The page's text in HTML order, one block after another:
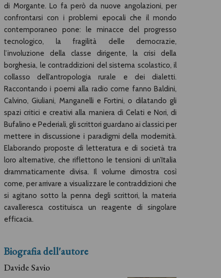
di Morgante. Lo fa però da nuove angolazioni, per
confrontarsi con i problemi epocali che il mondo
contemporaneo pone: le minacce del progresso
tecnologico, la fragilità delle democrazie,
l’involuzione della classe dirigente, la crisi della
borghesia, le contraddizioni del sistema scolastico, il
collasso dell’antropologia rurale e dei dialetti.
Raccontando i poemi alla radio come fanno Baldini,
Calvino, Giuliani, Manganelli e Fortini, o dilatando gli
spazi critici e creativi alla maniera di Celati e Nori, di
Bufalino e Pederiali, gli scrittori guardano ai classici per
mettere in discussione i paradigmi della modernità.
Elaborando proposte di letteratura e di società tra
loro alternative, che riflettono le tensioni di un’Italia
drammaticamente divisa. Il volume dimostra così
come, per arrivare a visualizzare le contraddizioni che
si agitano sotto la penna degli scrittori, la materia
cavalleresca costituisca un reagente di singolare
efficacia.
Biografia dell'autore
Davide Savio